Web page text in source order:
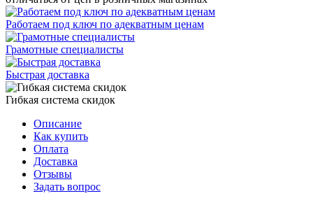
Работаем под ключ по адекватным ценам
Грамотные специалисты
Быстрая доставка
Гибкая система скидок
Описание
Как купить
Оплата
Доставка
Отзывы
Задать вопрос